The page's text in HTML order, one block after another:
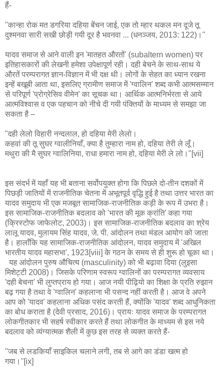
हैं-
''कान्हा रोक मत डगरिया दहिया बेंचन जाई, एक तो म्हार थकल मन दूजे तू
दुश्मनवा सारी सखी छोड़ी गयी दूर है भवनवा ... (धनञ्जय, 2013: 122)।''
यादव समाज से आने वाली इन 'मातहत औरतों' (subaltern women) पर
इतिहासकारों की लेखनी हमेशा उपेक्षापूर्ण रही। दही बेचने के साथ-साथ ये
औरतें परम्परागत ज्ञान-विज्ञान में भी दक्ष थी। लोगों के सेहत का ध्यान रखना
इन्हें बखूबी आता था, इसलिए ग्रामीण समाज में 'ग्वालिन' शब्द कभी आत्मसम्मान
से परिपूर्ण 'प्रोग्रेसिव वीमेन' का सूचक था। आर्थिक आत्मनिर्भरता से आये
आत्मविश्वास व एक पहचान को नीचे दी गयी पंक्तियों के माध्यम से समझा जा
सकता है –
"दही लेलो विहारी नन्दलाल, हो दहिया मेरी लेलो।
कहवां की तू सुघर ग्वालीनियाँ, क्या है तुम्हारा नाम हो, दहिया तेरी ले लूँ।
मथुरा की मै सुघर ग्वालिनिया, राधा हमारा नाम हो, दहिया मेरी ले लो।"[vii]
इस संदर्भ में यहाँ यह भी बताना सर्वोपयुक्त होगा कि पिछले दो-तीन दशकों में
पिछड़ी जातियों में राजनीतिक चेतना में अभूतपूर्व वृद्धि हुई है तथा उत्तर भारत का
यादव समुदाय भी एक मजबूत सामाजिक-राजनीतिक कड़ी के रूप में उभरा है।
इस सामाजिक-राजनीतिक बदलाव को 'भारत की मूक क्रांति' कहा गया
(क्रिस्टोफ जाफेलोट, 2003)। इस सामाजिक-राजनीतिक बदलाव का श्रेय
लालू यादव, मुलायम सिंह यादव, जे. पी. आंदोलन तथा मंडल आयोग को जाता
है। हालाँकि यह सामाजिक-राजनीतिक आंदोलन, यादव समुदाय में 'अखिल
भारतीय यादव महासभा', 1923[viii] के गठन के समय से ही शुरू हो चूका था।
यह आंदोलन पुरुष औचित्य (masculinity) को भी बढ़ावा दिया (लुइसा
मिशेट्टी 2008)। जिसके परिणाम स्वरूप ग्वालिनों का परम्परागत व्यवसाय
'दही बेचना' भी लुप्तप्राय हो गया। आज नयी पीढ़ियो का शिक्षा के प्रति रुझान
बढ़ गया है तथा वे 'ग्वालिन' कहलाना भी पसन्द नहीं करती है। आज वे अपने
आप को 'यादव' कहलाना अधिक पसंद करती हैं, क्योंकि 'यादव' शब्द आधुनिकता
का बोध कराता है (देवी प्रसाद, 2016)। प्रायः यादव समाज के परम्परागत
लोकगीतकार भी सहर्ष स्वीकार करते हैं तथा लोकगीत के माध्यम से इस नये
बदलाव को व्यंग्यात्मक शैली में कुछ इस तरह से व्यक्त करते हैं-
''जब से लडकियाँ साइकिल चलाने लगी, तब से आगे का डंडा खत्म हो
गया।''[ix]